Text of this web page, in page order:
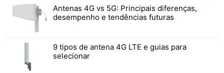
Antenas 4G vs 5G: Principais diferenças,
desempenho e tendências futuras
9 tipos de antena 4G LTE e guias para
selecionar